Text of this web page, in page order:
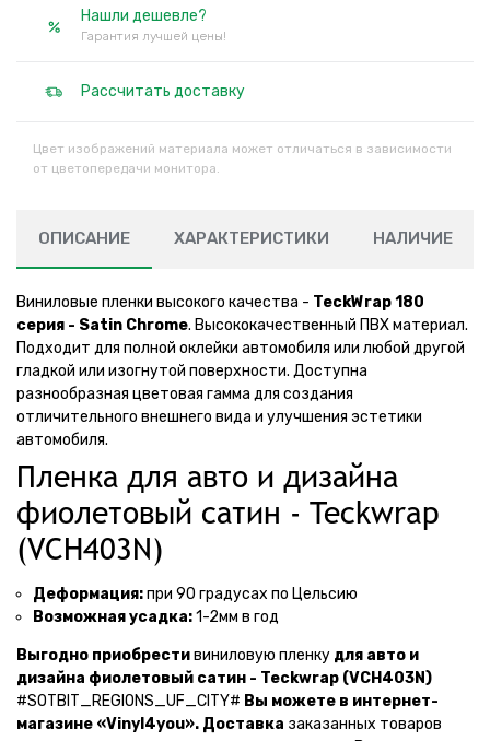
Нашли дешевле?
Гарантия лучшей цены!
Рассчитать доставку
Цвет изображений материала может отличаться в зависимости
от цветопередачи монитора.
ОПИСАНИЕ ХАРАКТЕРИСТИКИ НАЛИЧИЕ
Виниловые пленки высокого качества - TeckWrap 180
серия - Satin Chrome. Высококачественный ПВХ материал.
Подходит для полной оклейки автомобиля или любой другой
гладкой или изогнутой поверхности. Доступна
разнообразная цветовая гамма для создания
отличительного внешнего вида и улучшения эстетики
автомобиля.
Пленка для авто и дизайна
фиолетовый сатин - Teckwrap
(VCH403N)
Деформация:при 90 градусах по Цельсию
Возможная усадка:1-2мм в год
Выгодно приобрестивиниловую пленку для авто и
дизайна фиолетовый сатин - Teckwrap (VCH403N)
#SOTBIT_REGIONS_UF_CITY# Вы можете в интернет-
магазине «Vinyl4you». Доставка заказанных товаров